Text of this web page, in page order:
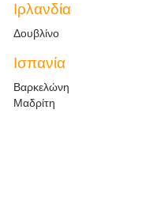
Ιρλανδία
Δουβλίνο
Ισπανία
Βαρκελώνη
Μαδρίτη